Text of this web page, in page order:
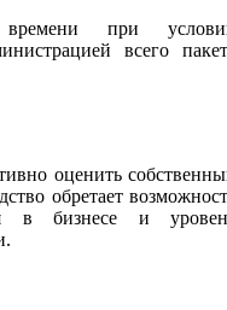
при
всего
оценить
обретает
в бизнесе и